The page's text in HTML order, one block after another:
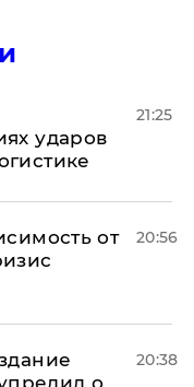
ударов
21:25
от
20:56
20:38